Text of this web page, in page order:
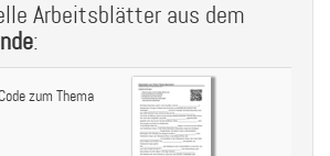
Arbeitsblätter aus dem
:
zum Thema